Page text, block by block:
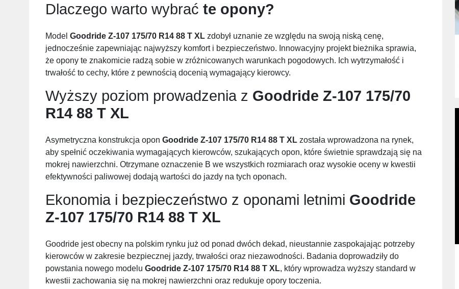
Dlaczego warto wybrać te opony?
Model Goodride Z-107 175/70 R14 88 T XL zdobył uznanie ze względu na swoją niską cenę,
jednocześnie zapewniając najwyższy komfort i bezpieczeństwo. Innowacyjny projekt bieżnika sprawia,
że opony te znakomicie radzą sobie w zróżnicowanych warunkach pogodowych. Ich wytrzymałość i
trwałość to cechy, które z pewnością docenią wymagający kierowcy.
Wyższy poziom prowadzenia z Goodride Z-107 175/70
R14 88 T XL
Asymetryczna konstrukcja opon Goodride Z-107 175/70 R14 88 T XL została wprowadzona na rynek,
aby spełnić oczekiwania wymagających kierowców, szukających opon, które świetnie sprawdzają się na
mokrej nawierzchni. Otrzymane oznaczenie B we wszystkich rozmiarach oraz wysokie oceny w kwestii
efektywności paliwowej dodają wartości do jazdy na tych oponach.
Ekonomia i bezpieczeństwo z oponami letnimi Goodride
Z-107 175/70 R14 88 T XL
Goodride jest obecny na polskim rynku już od ponad dwóch dekad, nieustannie zaspokajając potrzeby
kierowców w zakresie bezpiecznej jazdy, trwałości oraz niezawodności. Badania doprowadziły do
powstania nowego modelu Goodride Z-107 175/70 R14 88 T XL, który wprowadza wyższy standard w
kwestii zachowania się na mokrej nawierzchni oraz redukuje opory toczenia.